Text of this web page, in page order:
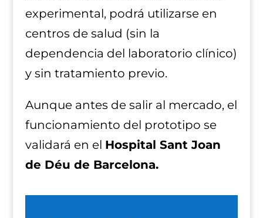
experimental, podrá utilizarse en
centros de salud (sin la
dependencia del laboratorio clínico)
y sin tratamiento previo.
Aunque antes de salir al mercado, el
funcionamiento del prototipo se
validará en el Hospital Sant Joan
de Déu de Barcelona.